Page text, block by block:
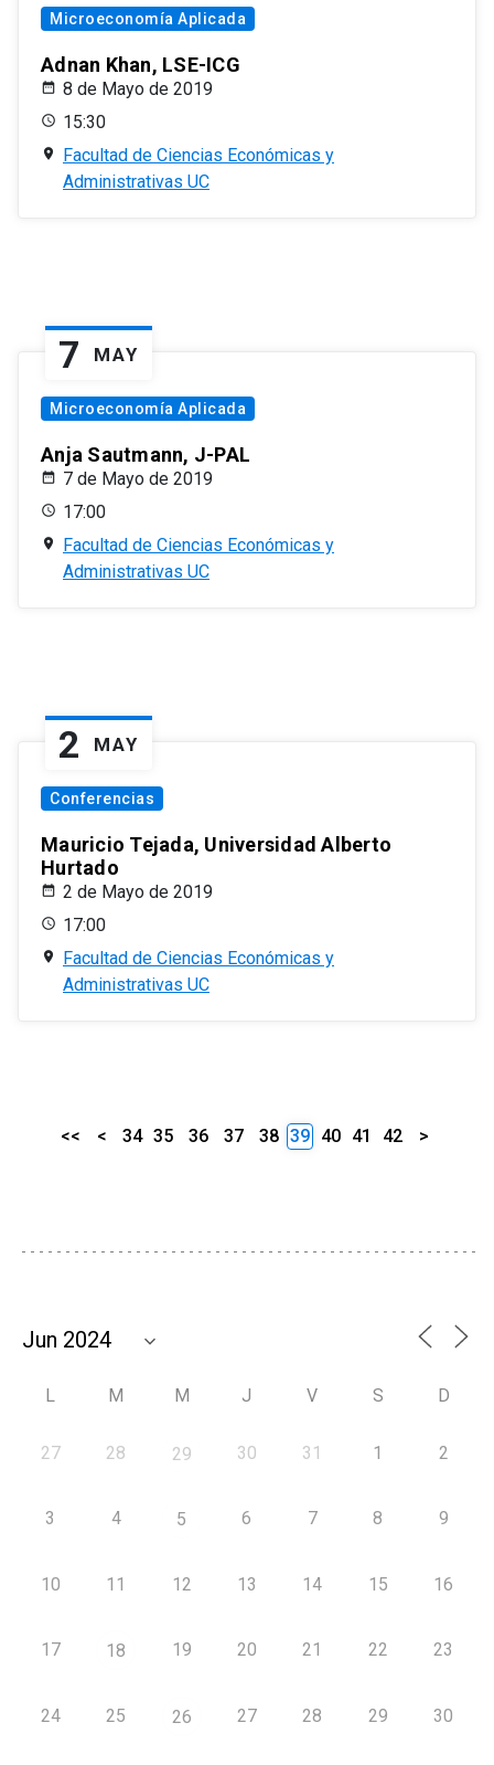
Microeconomía Aplicada
Adnan Khan, LSE-ICG
8 de Mayo de 2019
15:30
Facultad de Ciencias Económicas y
Administrativas UC
7 MAY
Microeconomía Aplicada
Anja Sautmann, J-PAL
7 de Mayo de 2019
17:00
Facultad de Ciencias Económicas y
Administrativas UC
2 MAY
Conferencias
Mauricio Tejada, Universidad Alberto
Hurtado
2 de Mayo de 2019
17:00
Facultad de Ciencias Económicas y
Administrativas UC
<< < 34 35 36 37 38 39 40 41 42 >
L M M J V S D
27 28 29 30 31 1 2
3 4 5 6 7 8 9
10 11 12 13 14 15 16
17 18 19 20 21 22 23
24 25 26 27 28 29 30